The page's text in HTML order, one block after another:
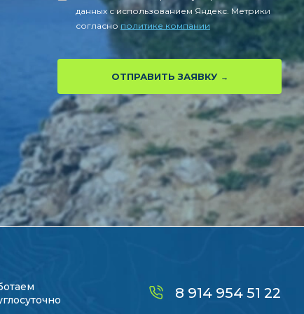
данных с использованием Яндекс. Метрики
согласно политике компании
ОТПРАВИТЬ ЗАЯВКУ
8 914 954 51 22